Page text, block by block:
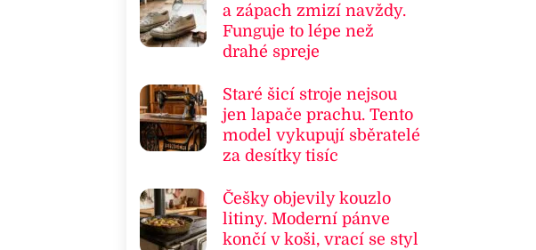
a zápach zmizí navždy.
Funguje to lépe než
drahé spreje
Staré šicí stroje nejsou
jen lapače prachu. Tento
model vykupují sběratelé
za desítky tisíc
Češky objevily kouzlo
litiny. Moderní pánve
končí v koši, vrací se styl